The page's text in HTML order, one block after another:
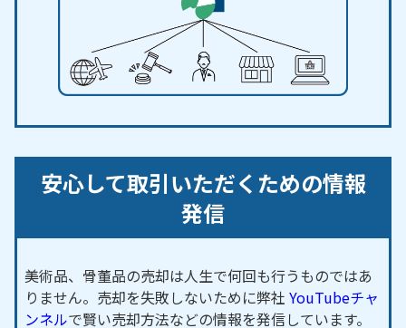
安心して取引いただくための情報
発信
美術品、骨董品の売却は人生で何回も行うものではあ
りません。売却を失敗しないために弊社 YouTubeチャ
ンネルで賢い売却方法などの情報を発信しています。